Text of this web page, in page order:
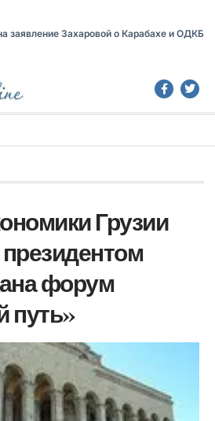
заявление Захаровой о Карабахе и ОДКБ
Грузии
форум
путь»